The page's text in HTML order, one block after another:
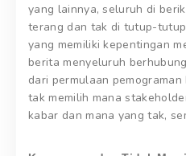
yang lainnya, seluruh di
terang dan tak di tutup-
yang memiliki kepentingan
berita menyeluruh
dari permulaan
tak memilih mana
kabar dan mana yang tak,